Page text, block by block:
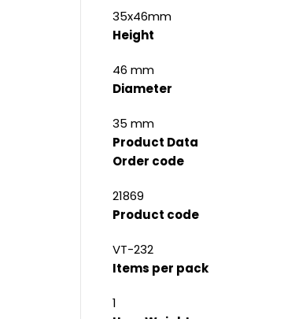
35x46mm
Height
46 mm
Diameter
35 mm
Product Data
Order code
21869
Product code
VT-232
Items per pack
1